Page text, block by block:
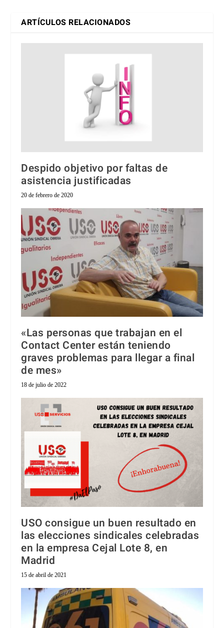
ARTÍCULOS RELACIONADOS
Despido objetivo por faltas de
asistencia justificadas
20 de febrero de 2020
«Las personas que trabajan en el
Contact Center están teniendo
graves problemas para llegar a final
de mes»
18 de julio de 2022
USO consigue un buen resultado en
las elecciones sindicales celebradas
en la empresa Cejal Lote 8, en
Madrid
15 de abril de 2021